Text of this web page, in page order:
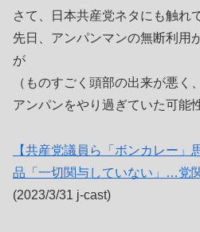
さて、日本共産党ネタにも触れ
先日、アンパンマンの無断利用
が
（ものすごく頭部の出来が悪
アンパンをやり過ぎていた可能
【共産党議員ら「ボンカレー
品「一切関与していない」…党
(2023/3/31 j-cast)